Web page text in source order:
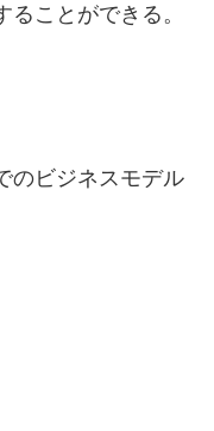
ことができる。
のビジネスモデル